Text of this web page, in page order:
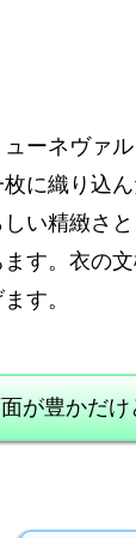
ーネヴァ
に織り込ん
い精緻さ
ます。衣の
す。
が豊かだ